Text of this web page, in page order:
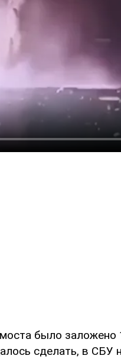
было заложено
сделать, в СБУ